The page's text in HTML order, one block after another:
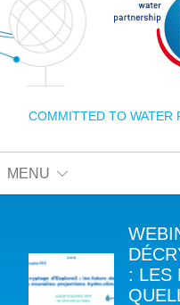
COMMITTED TO WATER
MENU
A PROPOS DU PFE
NOTRE MISSION
NOTRE PLAIDOYER
: LES